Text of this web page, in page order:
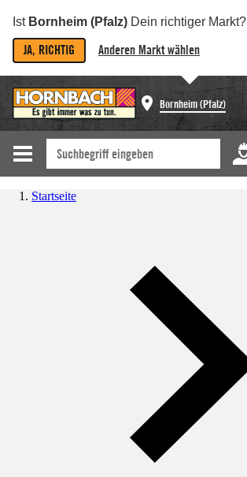
Ist Bornheim (Pfalz) Dein richtiger Markt?
JA, RICHTIG Anderen Markt wählen
Bornheim (Pfalz)
Startseite